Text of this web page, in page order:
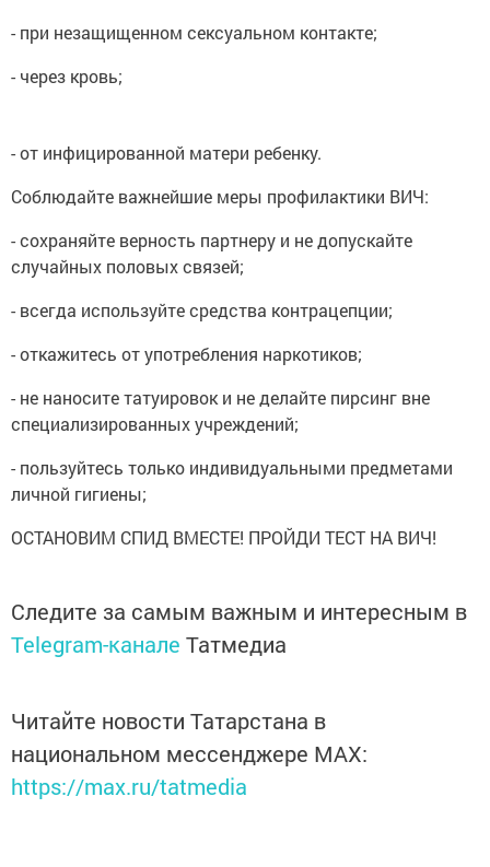
- при незащищенном сексуальном контакте;
- через кровь;
- от инфицированной матери ребенку.
Соблюдайте важнейшие меры профилактики ВИЧ:
- сохраняйте верность партнеру и не допускайте
случайных половых связей;
- всегда используйте средства контрацепции;
- откажитесь от употребления наркотиков;
- не наносите татуировок и не делайте пирсинг вне
специализированных учреждений;
- пользуйтесь только индивидуальными предметами
личной гигиены;
ОСТАНОВИМ СПИД ВМЕСТЕ! ПРОЙДИ ТЕСТ НА ВИЧ!
Следите за самым важным и интересным в
Telegram-канале Татмедиа
Читайте новости Татарстана в
национальном мессенджере MАХ:
https://max.ru/tatmedia